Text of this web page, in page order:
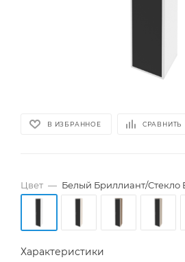
В ИЗБРАННОЕ СРАВНИТЬ
Цвет — Белый Бриллиант/Cтекло
Характеристики